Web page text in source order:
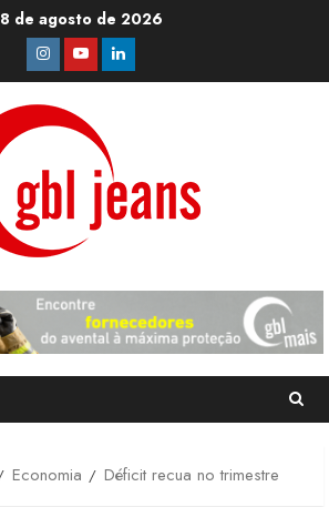
8 de agosto de 2026
Instagram
YoutubeLinkedin
Economia Déficit recua no trimestre